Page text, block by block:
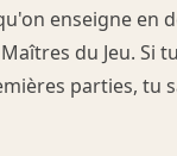
enseigne en
du Jeu. Si
parties, tu